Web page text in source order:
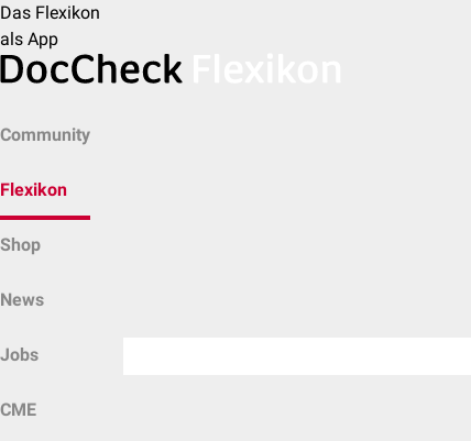
Das Flexikon
als App
Community
Flexikon
Shop
News
Jobs
CME